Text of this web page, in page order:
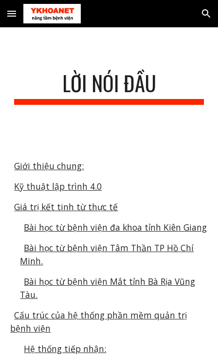
Skip to main content Skip to navigation
LỜI NÓI ĐẦU
Giới thiệu chung:
Kỹ thuật lập trình 4.0
Giá trị kết tinh từ thực tế
Bài học từ bệnh viện đa khoa tỉnh Kiên Giang
Bài học từ bệnh viện Tâm Thần TP Hồ Chí
Minh.
Bài học từ bệnh viện Mắt tỉnh Bà Rịa Vũng
Tàu.
Cấu trúc của hệ thống phần mềm quản trị
bệnh viện
Hệ thống tiếp nhận: